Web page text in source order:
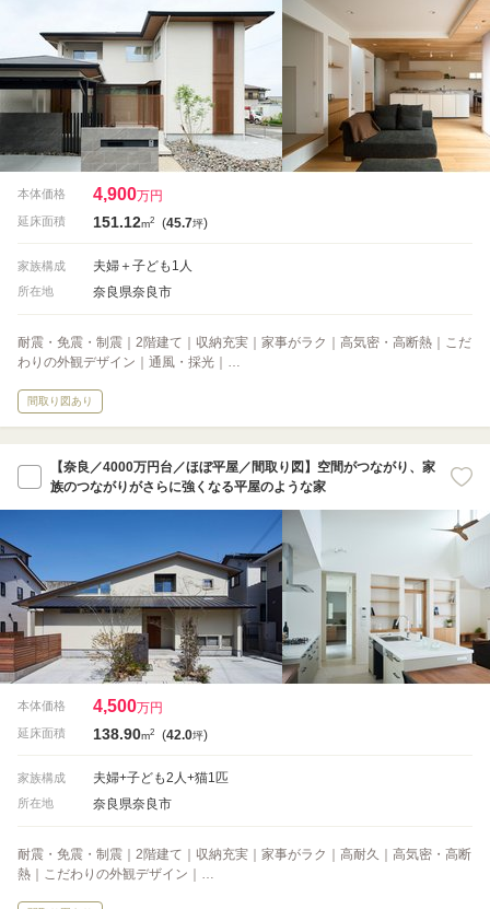
本体価格 4,900万円
延床面積 151.12m2 (45.7坪)
家族構成 夫婦＋子ども1人
所在地 奈良県奈良市
耐震・免震・制震｜2階建て｜収納充実｜家事がラク｜高気密・高断熱｜こだ
わりの外観デザイン｜通風・採光｜…
間取り図あり
【奈良／4000万円台／ほぼ平屋／間取り図】空間がつながり、家
族のつながりがさらに強くなる平屋のような家
本体価格 4,500万円
延床面積 138.90m2 (42.0坪)
家族構成 夫婦+子ども2人+猫1匹
所在地 奈良県奈良市
耐震・免震・制震｜2階建て｜収納充実｜家事がラク｜高耐久｜高気密・高断
熱｜こだわりの外観デザイン｜…